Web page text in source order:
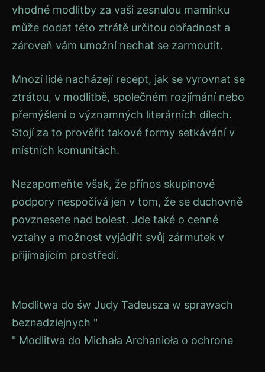
vhodné modlitby za vaši zesnulou maminku
může dodat této ztrátě určitou obřadnost a
zároveň vám umožní nechat se zarmoutit.
Mnozí lidé nacházejí recept, jak se vyrovnat se
ztrátou, v modlitbě, společném rozjímání nebo
přemýšlení o významných literárních dílech.
Stojí za to prověřit takové formy setkávání v
místních komunitách.
Nezapomeňte však, že přínos skupinové
podpory nespočívá jen v tom, že se duchovně
povznesete nad bolest. Jde také o cenné
vztahy a možnost vyjádřit svůj zármutek v
přijímajícím prostředí.
Navigace
pro
Modlitwa do św Judy Tadeusza w sprawach
beznadziejnych "
" Modlitwa do Michała Archanioła o ochrone